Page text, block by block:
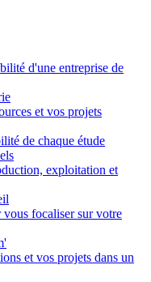
d'une entreprise de
et vos projets
de chaque étude
exploitation et
focaliser sur votre
et vos projets dans un